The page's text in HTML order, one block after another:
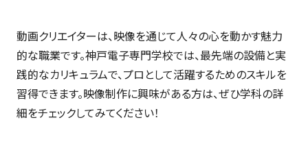
動画クリエイターは、映像を通じて人々の心を動かす魅力
的な職業です。神戸電子専門学校では、最先端の設備と実
践的なカリキュラムで、プロとして活躍するためのスキルを
習得できます。映像制作に興味がある方は、ぜひ学科の詳
細をチェックしてみてください！